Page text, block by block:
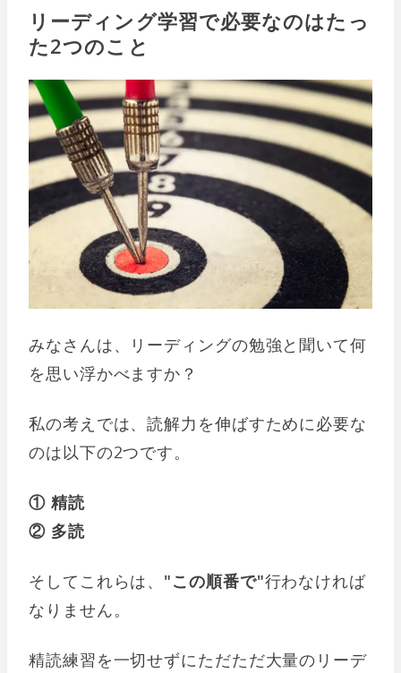
リーディング学習で必要なのはたっ
た2つのこと
みなさんは、リーディングの勉強と聞いて何
を思い浮かべますか？
私の考えでは、読解力を伸ばすために必要な
のは以下の2つです。
① 精読
② 多読
そしてこれらは、 "この順番で"行わなければ
なりません。
精読練習を一切せずにただただ大量のリーデ